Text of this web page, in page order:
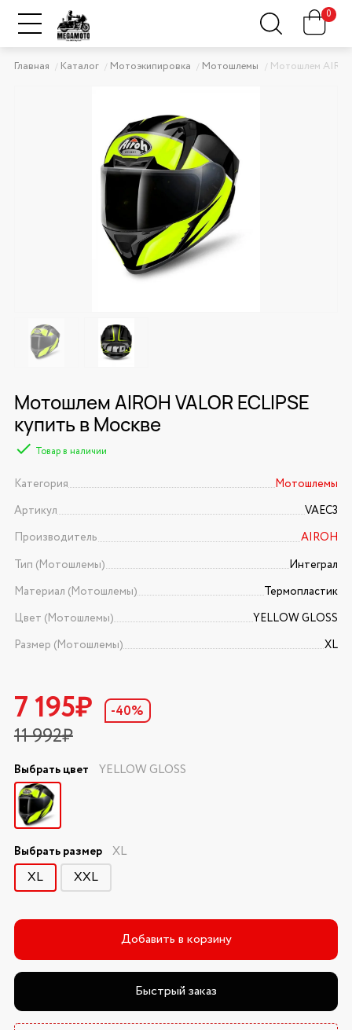
0
Главная Каталог Мотоэкипировка Мотошлемы Мотошлем
Мотошлем AIROH VALOR ECLIPSE
купить в Москве
Товар в наличии
Категория
Мотошлемы
Артикул
VAEC3
Производитель
AIROH
Тип (Мотошлемы)
Интеграл
Материал (Мотошлемы)
Термопластик
Цвет (Мотошлемы)
YELLOW GLOSS
Размер (Мотошлемы)
XL
7 195₽
11 992₽
-40%
Выбрать цвет YELLOW GLOSS
Выбрать размер XL
XL XXL
Добавить в корзину
Быстрый заказ